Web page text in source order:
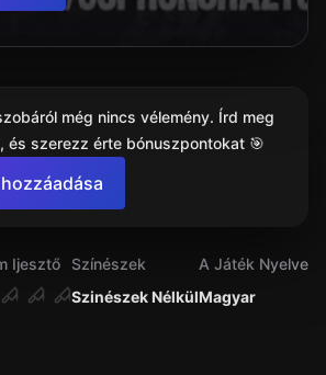
Ijesztő
Szinészek Nélkül
Színészek
Magyar
A Játék Nyelve
még nincs vélemény. Írd meg
és szerezz érte bónuszpontokat 🎯